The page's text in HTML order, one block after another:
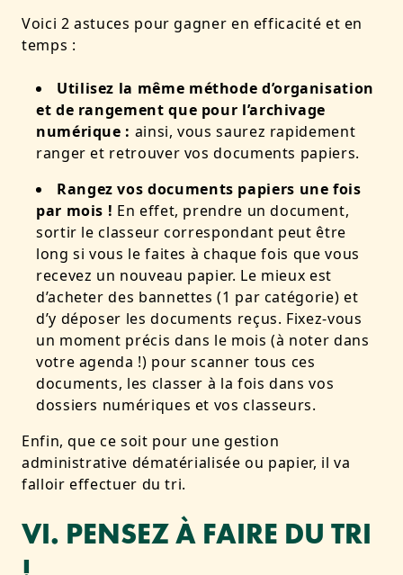
Voici 2 astuces pour gagner en efficacité et en
temps :
Utilisez la même méthode d’organisation
et de rangement que pour l’archivage
numérique : ainsi, vous saurez rapidement
ranger et retrouver vos documents papiers.
Rangez vos documents papiers une fois
par mois ! En effet, prendre un document,
sortir le classeur correspondant peut être
long si vous le faites à chaque fois que vous
recevez un nouveau papier. Le mieux est
d’acheter des bannettes (1 par catégorie) et
d’y déposer les documents reçus. Fixez-vous
un moment précis dans le mois (à noter dans
votre agenda !) pour scanner tous ces
documents, les classer à la fois dans vos
dossiers numériques et vos classeurs.
Enfin, que ce soit pour une gestion
administrative dématérialisée ou papier, il va
falloir effectuer du tri.
VI. PENSEZ À FAIRE DU TRI